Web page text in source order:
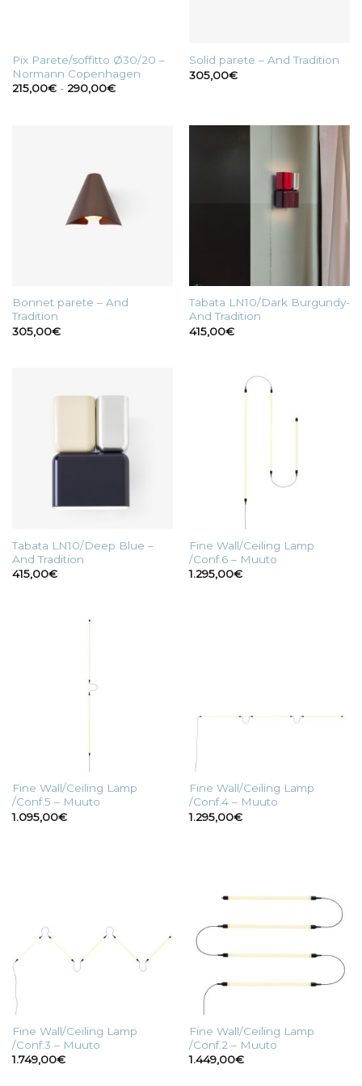
Pix Parete/soffitto Ø30/20 –
Normann Copenhagen
215,00€ - 290,00€Fascia
Solid parete – And Tradition
305,00€
Bonnet parete – And
Tradition
305,00€
Tabata LN10/Dark Burgundy-
And Tradition
415,00€
Tabata LN10/Deep Blue –
And Tradition
415,00€
Fine Wall/Ceiling Lamp
/Conf.6 – Muuto
1.295,00€
Fine Wall/Ceiling Lamp
/Conf.5 – Muuto
1.095,00€
Fine Wall/Ceiling Lamp
/Conf.4 – Muuto
1.295,00€
Fine Wall/Ceiling Lamp
/Conf.3 – Muuto
1.749,00€
Fine Wall/Ceiling Lamp
/Conf.2 – Muuto
1.449,00€